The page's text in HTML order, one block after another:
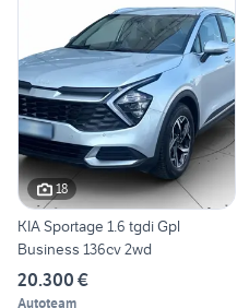
18
KIA Sportage 1.6 tgdi Gpl
Business 136cv 2wd
20.300 €
Autoteam